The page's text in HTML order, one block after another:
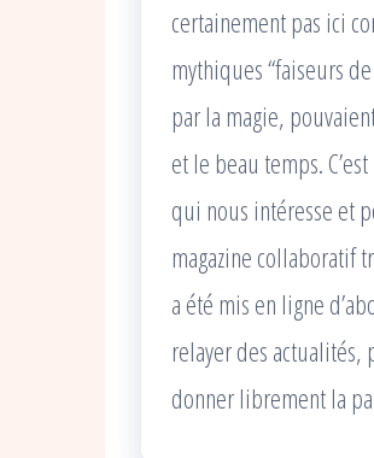
certainement pas ici
mythiques “faiseurs
par la magie,
et le beau temps.
qui nous intéresse et
magazine collaboratif
a été mis en ligne
relayer des actualités,
donner librement la